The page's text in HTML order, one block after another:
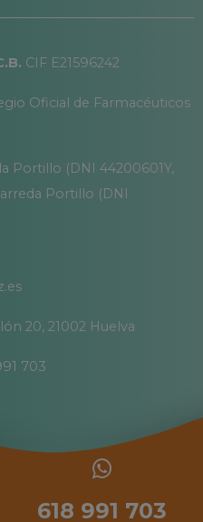
CIF E21596242
Oficial de Farmacéuticos
Portillo (DNI 44200601Y,
Portillo (DNI
20, 21002 Huelva
703
618 991 703